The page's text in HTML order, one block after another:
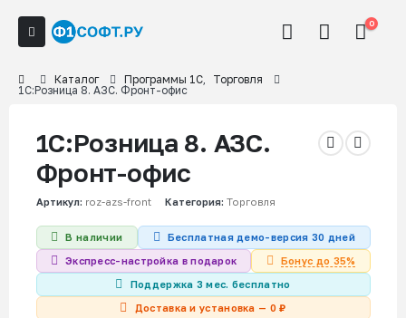
0
Каталог Программы 1С,
Торговля
1С:Розница 8. АЗС. Фронт-офис
1С:Розница 8. АЗС.
Фронт-офис
Артикул: roz-azs-front Категория: Торговля
В наличии
Бесплатная демо-версия 30 дней
Экспресс-настройка в подарок
Бонус до 35%
Поддержка 3 мес. бесплатно
Доставка и установка — 0 ₽